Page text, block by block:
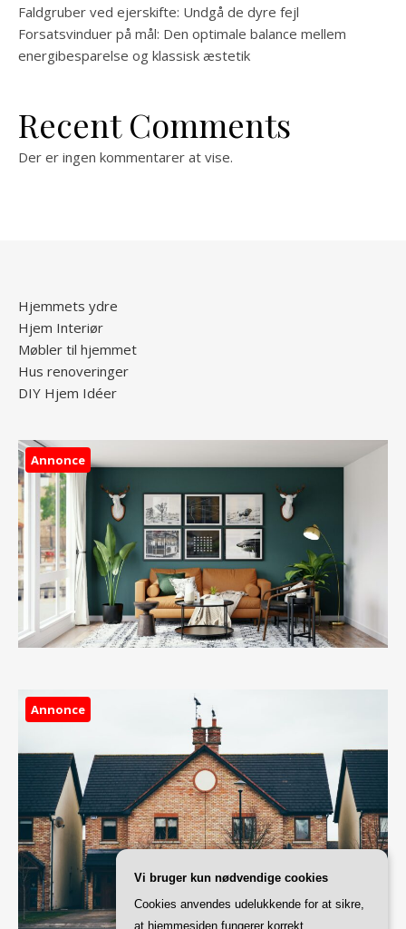
Faldgruber ved ejerskifte: Undgå de dyre fejl
Forsatsvinduer på mål: Den optimale balance mellem
energibesparelse og klassisk æstetik
Recent Comments
Der er ingen kommentarer at vise.
Hjemmets ydre
Hjem Interiør
Møbler til hjemmet
Hus renoveringer
DIY Hjem Idéer
Annonce
Annonce
Vi bruger kun nødvendige cookies
Cookies anvendes udelukkende for at sikre,
at hjemmesiden fungerer korrekt.